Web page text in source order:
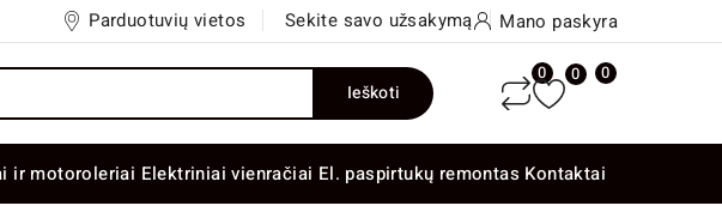
Parduotuvių vietos Sekite savo užsakymą Mano paskyra
Ieškoti
0 0 0
ir motoroleriai Elektriniai vienračiai El. paspirtukų remontas Kontaktai